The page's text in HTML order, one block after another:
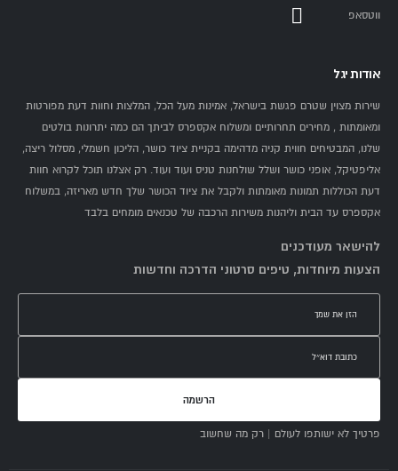
ווטסאפ
אודות יגל
שירות מצוין שטרם פגשת בישראל, אמינות מעל הכל, המלצות וחוות דעת מפורטות
ומאומתות , מחירים תחרותיים ומשלוח אקספרס לביתך הם כמה יתרונות בולטים
שלנו, המבטיחים חווית קניה מדהימה בקניית ציוד כושר, הליכון חשמלי, מסלול ריצה,
אליפטיקל, אופני כושר ושלל שולחנות טניס ועוד ועוד. רק אצלנו תוכל לקרוא חוות
דעת הכוללות תמונות מאומתות ולקבל את ציוד הכושר שלך חדש מאריזה, במשלוח
אקספרס עד הבית וליהנות משירות הרכבה של טכנאים מומחים בלבד
להישאר מעודכנים
הצעות מיוחדות, טיפים סרטוני הדרכה וחדשות
הרשמה
פרטיך לא ישותפו לעולם | רק מה שחשוב